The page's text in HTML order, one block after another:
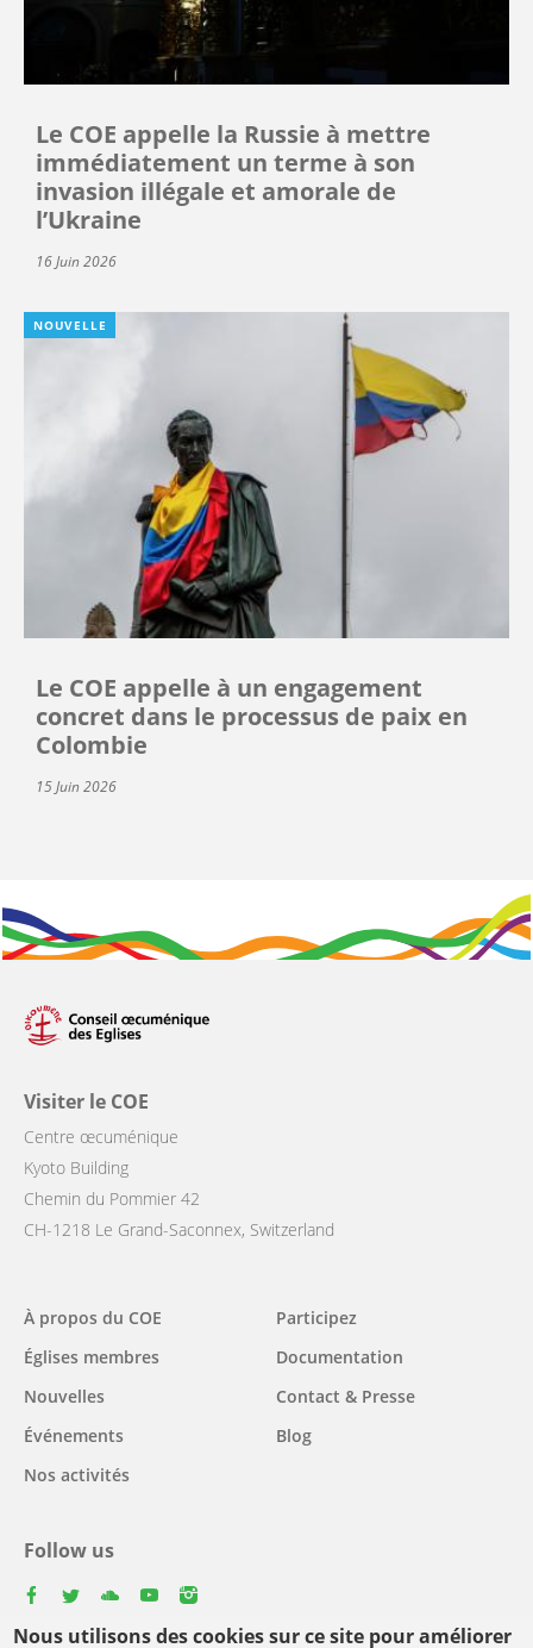
Nous utilisons des cookies sur ce site pour améliorer
Le COE appelle la Russie à mettre
immédiatement un terme à son
invasion illégale et amorale de
l’Ukraine
16 Juin 2026
NOUVELLE
Le COE appelle à un engagement
concret dans le processus de paix en
Colombie
15 Juin 2026
Visiter le COE
Centre œcuménique
Kyoto Building
Chemin du Pommier 42
CH-1218 Le Grand-Saconnex, Switzerland
Main
navigation
À propos du COE
Églises membres
Nouvelles
Événements
Nos activités
Participez
Documentation
Contact & Presse
Blog
Follow us